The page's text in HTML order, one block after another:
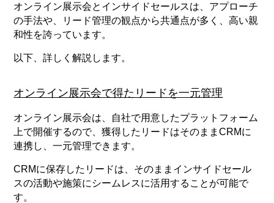
オンライン展示会とインサイドセールスは、アプローチ
の手法や、リード管理の観点から共通点が多く、高い親
和性を誇っています。
以下、詳しく解説します。
オンライン展示会で得たリードを一元管理
オンライン展示会は、自社で用意したプラットフォーム
上で開催するので、獲得したリードはそのままCRMに
連携し、一元管理できます。
CRMに保存したリードは、そのままインサイドセール
スの活動や施策にシームレスに活用することが可能で
す。